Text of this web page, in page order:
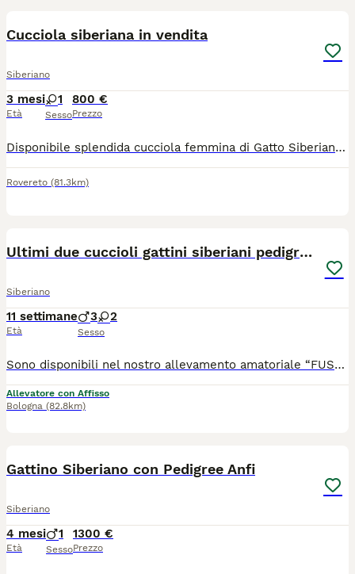
Cucciola siberiana in vendita
Siberiano
3 mesi
Età
1
Sesso
800 €
Prezzo
Disponibile splendida cucciola femmina di Gatto Siberiano grigio a strisce (tabby). La piccola compie 3 mesi a metà luglio e sarà pronto per essere ceduto alla sua nuova famiglia. Sana, vivace e molto affettuosa. Ha effettuato tutte le profilassi sanitarie (vaccini e sverminazioni). Viene ceduta con regolare pedigree da compagnia e su richiesta il pedigree da riproduzione con un prezzo maggiorato. Il Siberiano è una razza fantastica, nota anche per essere ipo-allergenica (io stesso sono allergico ai gatti). Per ulteriori foto, prezzo o per venire a conoscerla, contattatemi in privato. Massima serietà.
Rovereto (81.3km)
Ultimi due cuccioli gattini siberiani pedigreeENFI
Siberiano
11 settimane
Età
3 2
Sesso
Sono disponibili nel nostro allevamento amatoriale “FUSA DELLE NEVI” con regolare affisso ENFI gli ultimi due cuccioli di una splendida cucciolata (5 cuccioli) 1 maschietto e 1 femminuccia di meravigliosi gattini Siberiani, allevati con amore in ambiente familiare. I cuccioli cresceranno in casa, abituati al contatto umano, alla vita domestica e alla lettiera, per garantire un carattere equilibrato e socievole. 📅 Disponibili dopo i 90 giorni di vita, come previsto dal regolamento. I cuccioli sono nati il 20/05 . ✨ Verranno ceduti con: ✔️ Copia test FIV e FELV negativi dei genitori ✔️ copia Ecocardio dei genitori esente da malattie genetiche ✔️ Doppia vaccinazione ✔️ Doppia sverminazione ✔️ Certificato veterinario di buona salute del cucciolo ✔️ Regolare contratto di cessione ✔️ Pedigree ENFI da compagnia ✔️ Kit di benvenuto cucciolo ⸻ 👨‍👩‍👧 I cuccioli sono visibili presso l’allevamento insieme ai genitori, per poter conoscere l’ambiente in cui crescono. 📱 Per chi non fosse della zona, è possibile organizzare videochiamata su appuntamento. E organizzazione per l’eventuale consegna
Allevatore con Affisso
Bologna (82.8km)
Gattino Siberiano con Pedigree Anfi
Siberiano
4 mesi
Età
1
Sesso
1300 €
Prezzo